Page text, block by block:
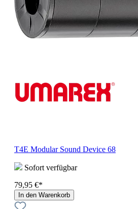
T4E Modular Sound Device 68
Sofort verfügbar
79,95 €*
In den Warenkorb